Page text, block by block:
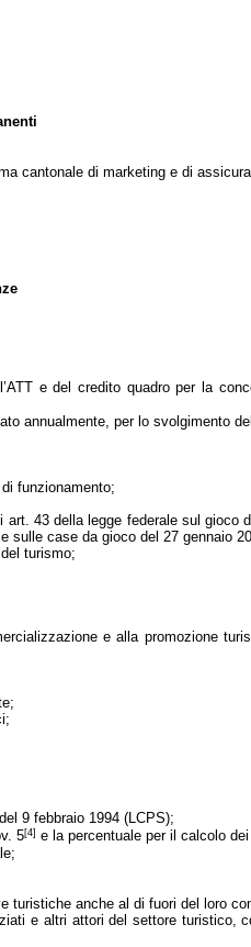
cantonale di marketing e di
e del credito quadro per la
annualmente, per lo svolgimento
funzionamento;
43 della legge federale sul gioco
sulle case da gioco del 27 gennaio
turismo;
e alla promozione
9 febbraio 1994 (LCPS);
5[4] e la percentuale per il calcolo
turistiche anche al di fuori del loro
e altri attori del settore turistico,